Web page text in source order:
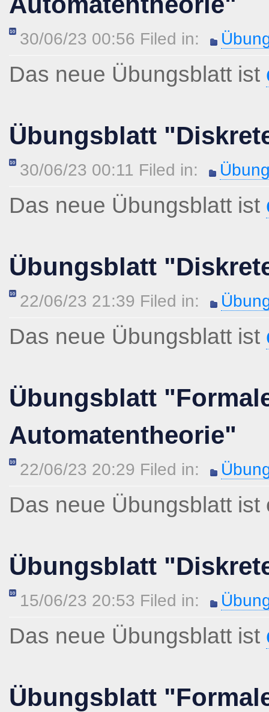
30/06/23 00:56 Filed in:
Das neue Übungsblatt ist
Übungsblatt
30/06/23 00:11 Filed in:
Das neue Übungsblatt ist
Übungsblatt
22/06/23 21:39 Filed in:
Das neue Übungsblatt ist
Übungsblatt
Automatentheorie"
22/06/23 20:29 Filed in:
Das neue Übungsblatt ist
Übungsblatt
15/06/23 20:53 Filed in:
Das neue Übungsblatt ist
Übungsblatt